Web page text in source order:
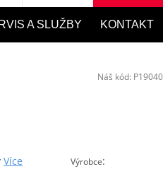
A SLUŽBY KONTAKT
Výrobce:
Více
Náš kód: P19040